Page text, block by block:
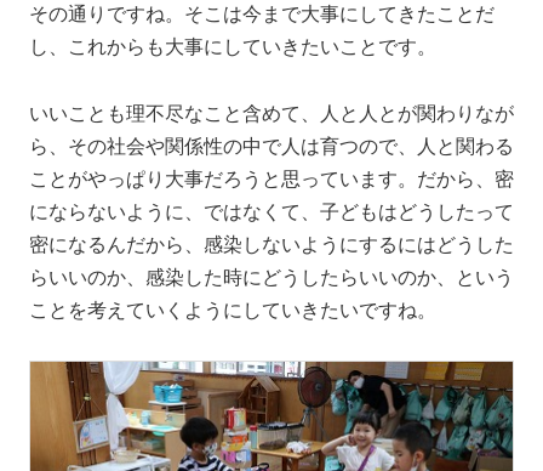
その通りですね。そこは今まで大事にしてきたことだ
し、これからも大事にしていきたいことです。
いいことも理不尽なこと含めて、人と人とが関わりなが
ら、その社会や関係性の中で人は育つので、人と関わる
ことがやっぱり大事だろうと思っています。だから、密
にならないように、ではなくて、子どもはどうしたって
密になるんだから、感染しないようにするにはどうした
らいいのか、感染した時にどうしたらいいのか、という
ことを考えていくようにしていきたいですね。